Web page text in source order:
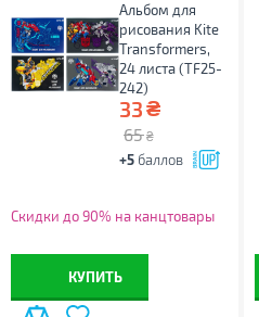
Альбом для
рисования Kite
Transformers,
24 листа (TF25-
242)
33₴
65 ₴
+5 баллов
Скидки до 90% на канцтовары
КУПИТЬ